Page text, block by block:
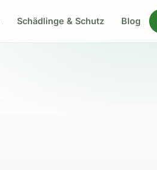
Schädlinge & Schutz Blog